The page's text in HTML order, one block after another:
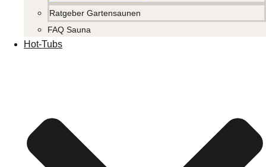
Ratgeber Gartensaunen
FAQ Sauna
Hot-Tubs